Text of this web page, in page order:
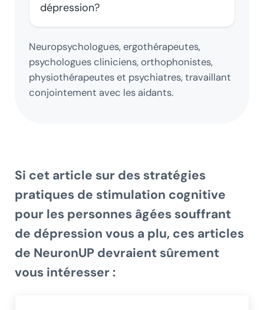
dépression?
Neuropsychologues, ergothérapeutes,
psychologues cliniciens, orthophonistes,
physiothérapeutes et psychiatres, travaillant
conjointement avec les aidants.
Si cet article sur des stratégies
pratiques de stimulation cognitive
pour les personnes âgées souffrant
de dépression vous a plu, ces articles
de NeuronUP devraient sûrement
vous intéresser :